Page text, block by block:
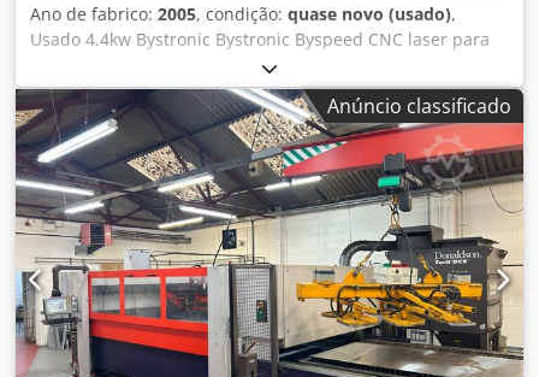
Ano de fabrico: 2005, condição: quase novo (usado),
Usado 4.4kw Bystronic Bystronic Byspeed CNC laser para
venda Lasers Bystronic 4.4kw usados para venda VÍDEO
ABAIXO: Byspeed 3015 4.4kw Instalado novo/ano: 2005
Fabricante: Bystronic Modelo: Byspeed 3015 Tamanho da
folha: 3metro x 1,5metro / 3000mm x 1500mm Potência do
laser: 4,4kw / 4400 watt Automação n/a Ano: 2005
Condição: bom estado de funcionamento Opções
Incluídas: Bypos foco automático CutControl 2 cabeças de
corte Ferramentas e acessórios Colector de pó Torit
Djdpfoibigaex Aa Rskr Entrega, instalação e propinas
disponíveis a um custo extra.
Anúncio classificado